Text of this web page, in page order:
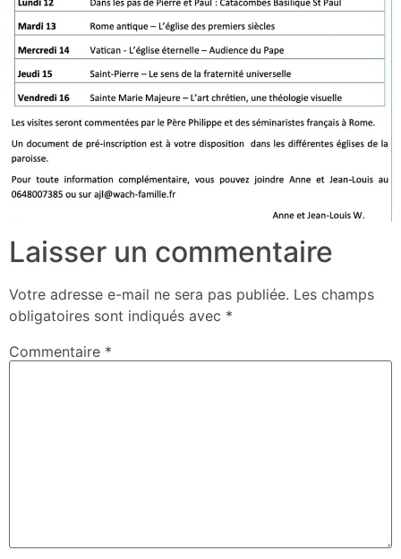
Laisser un commentaire
Votre adresse e-mail ne sera pas publiée. Les champs
obligatoires sont indiqués avec *
Commentaire *